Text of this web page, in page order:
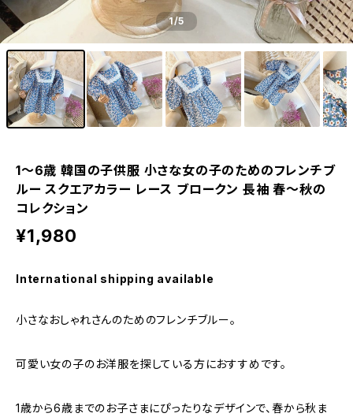
1/5
1〜6歳 韓国の子供服 小さな女の子のためのフレンチブ
ルー スクエアカラー レース ブロークン 長袖 春～秋の
コレクション
¥1,980
International shipping available
小さなおしゃれさんのためのフレンチブルー。
可愛い女の子のお洋服を探している方におすすめです。
1歳から6歳までのお子さまにぴったりなデザインで、春から秋ま